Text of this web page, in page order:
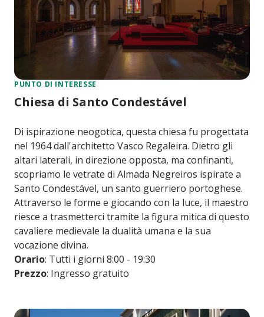
PUNTO DI INTERESSE
Chiesa di Santo Condestável
Di ispirazione neogotica, questa chiesa fu progettata
nel 1964 dall'architetto Vasco Regaleira. Dietro gli
altari laterali, in direzione opposta, ma confinanti,
scopriamo le vetrate di Almada Negreiros ispirate a
Santo Condestável, un santo guerriero portoghese.
Attraverso le forme e giocando con la luce, il maestro
riesce a trasmetterci tramite la figura mitica di questo
cavaliere medievale la dualità umana e la sua
vocazione divina.
Orario: Tutti i giorni 8:00 - 19:30
Prezzo: Ingresso gratuito